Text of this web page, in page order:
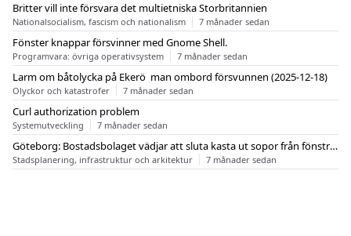
Britter vill inte försvara det multietniska Storbritannien
Nationalsocialism, fascism och nationalism 7 månader sedan
Fönster knappar försvinner med Gnome Shell.
Programvara: övriga operativsystem 7 månader sedan
Larm om båtolycka på Ekerö  man ombord försvunnen (2025-12-18)
Olyckor och katastrofer 7 månader sedan
Curl authorization problem
Systemutveckling 7 månader sedan
Göteborg: Bostadsbolaget vädjar att sluta kasta ut sopor från fönstren
Stadsplanering, infrastruktur och arkitektur 7 månader sedan